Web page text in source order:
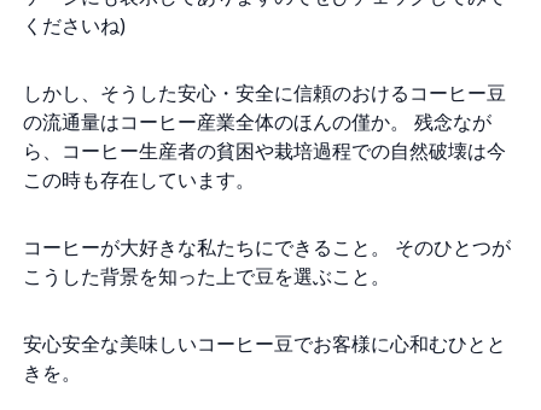
くださいね)
しかし、そうした安心・安全に信頼のおけるコーヒー豆
の流通量はコーヒー産業全体のほんの僅か。 残念なが
ら、コーヒー生産者の貧困や栽培過程での自然破壊は今
この時も存在しています。
コーヒーが大好きな私たちにできること。 そのひとつが
こうした背景を知った上で豆を選ぶこと。
安心安全な美味しいコーヒー豆でお客様に心和むひとと
きを。